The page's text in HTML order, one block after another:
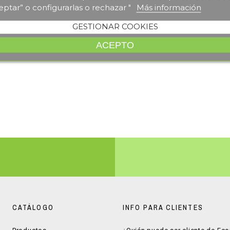
o configurarlas o rechazar "
Más información
GESTIONAR COOKIES
ACEPTO
CATÁLOGO INFO PARA CLIENTES